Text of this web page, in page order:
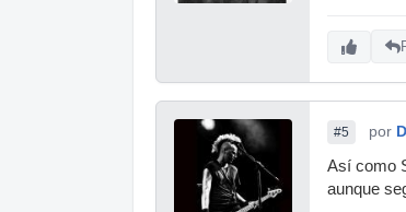
#5 por
Así como
aunque